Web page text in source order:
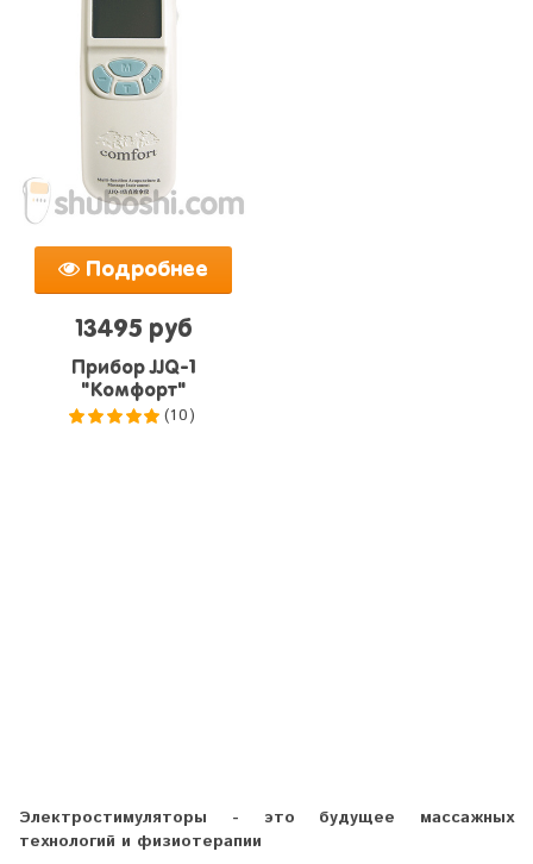
Подробнее
13495 руб
Прибор JJQ-1
"Комфорт"
(10)
Электростимуляторы - это будущее массажных
технологий и физиотерапии